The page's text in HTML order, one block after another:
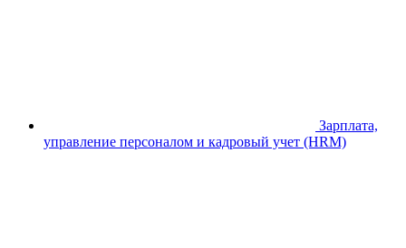
Зарплата,
управление персоналом и кадровый учет (HRM)